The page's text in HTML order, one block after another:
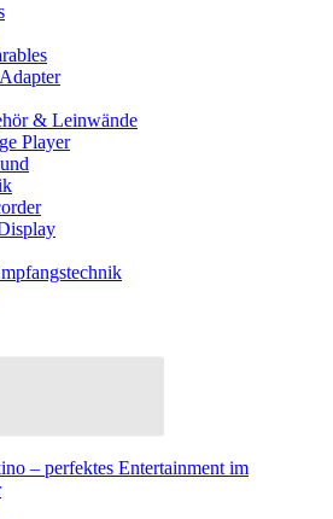
& Leinwände
Player
– perfektes Entertainment im